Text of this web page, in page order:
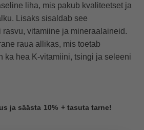
liha, mis pakub kvaliteetset ja
Lisaks sisaldab see
vitamiine ja mineraalaineid.
raua allikas, mis toetab
ka hea K-vitamiini, tsingi ja seleeni
ja säästa 10% + tasuta tarne!
(1kg tuub) kogus